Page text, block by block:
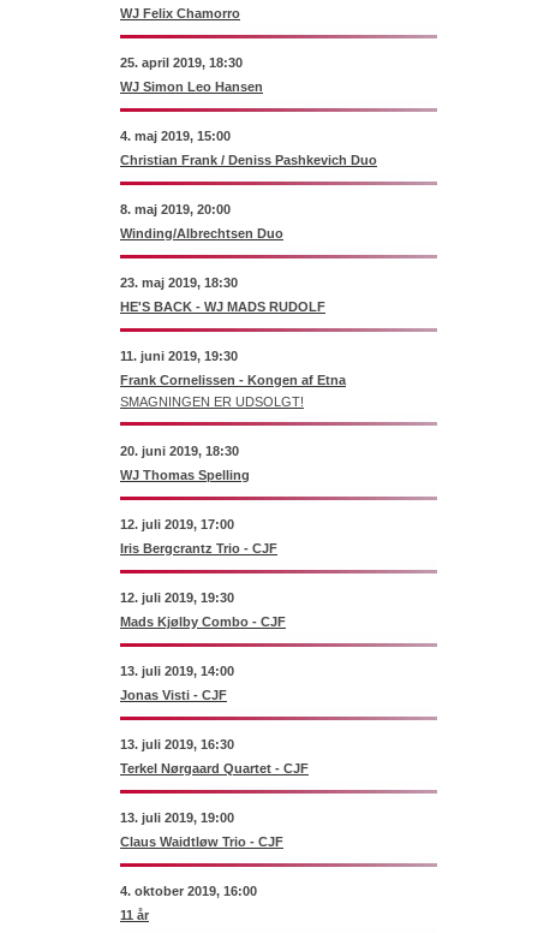
WJ Felix Chamorro
25. april 2019, 18:30
WJ Simon Leo Hansen
4. maj 2019, 15:00
Christian Frank / Deniss Pashkevich Duo
8. maj 2019, 20:00
Winding/Albrechtsen Duo
23. maj 2019, 18:30
HE'S BACK - WJ MADS RUDOLF
11. juni 2019, 19:30
Frank Cornelissen - Kongen af Etna
SMAGNINGEN ER UDSOLGT!
20. juni 2019, 18:30
WJ Thomas Spelling
12. juli 2019, 17:00
Iris Bergcrantz Trio - CJF
12. juli 2019, 19:30
Mads Kjølby Combo - CJF
13. juli 2019, 14:00
Jonas Visti - CJF
13. juli 2019, 16:30
Terkel Nørgaard Quartet - CJF
13. juli 2019, 19:00
Claus Waidtløw Trio - CJF
4. oktober 2019, 16:00
11 år